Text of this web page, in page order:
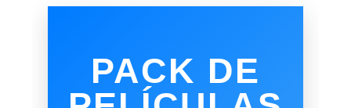
PACK DE